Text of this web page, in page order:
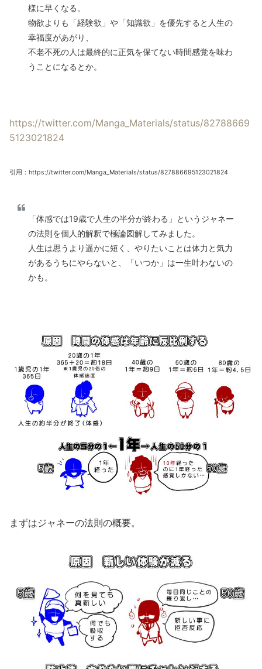
様に早くなる。
物欲よりも「経験欲」や「知識欲」を優先すると人生の
幸福度があがり、
不老不死の人は最終的に正気を保てない時間感覚を味わ
うことになるとか。
https://twitter.com/Manga_Materials/status/82788669
5123021824
引用：https://twitter.com/Manga_Materials/status/827886695123021824
「体感では19歳で人生の半分が終わる」というジャネー
の法則を個人的解釈で極論図解してみました。
人生は思うより遥かに短く、やりたいことは体力と気力
があるうちにやらないと、「いつか」は一生叶わないの
かも。
まずはジャネーの法則の概要。